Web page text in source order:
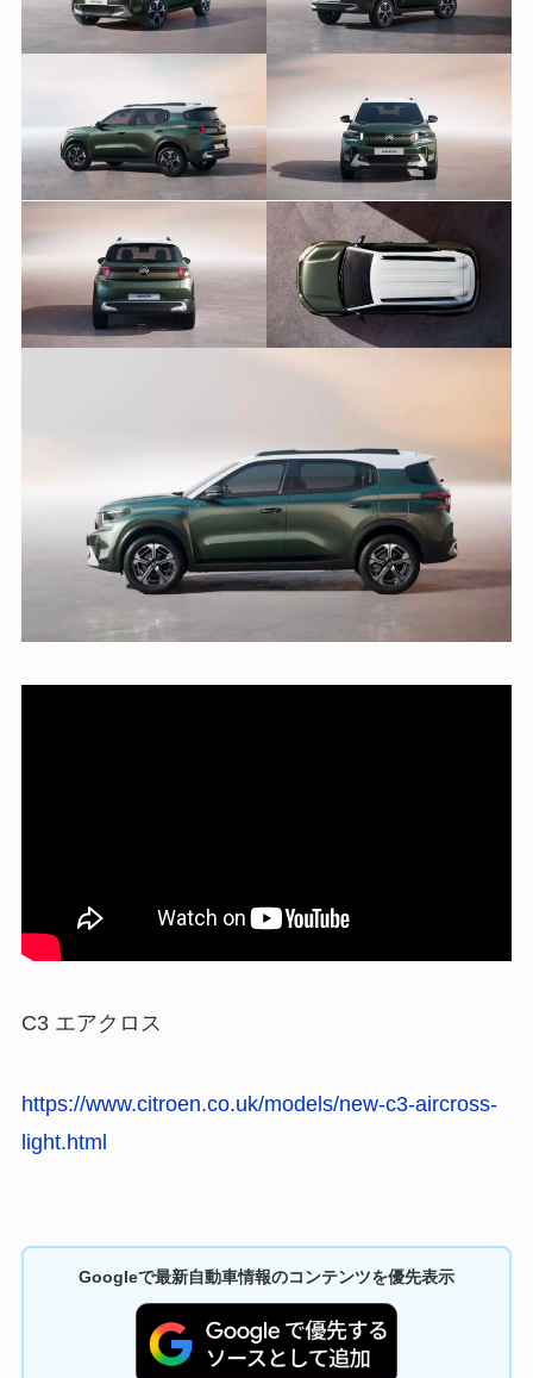
C3 エアクロス
https://www.citroen.co.uk/models/new-c3-aircross-
light.html
Googleで最新自動車情報のコンテンツを優先表示